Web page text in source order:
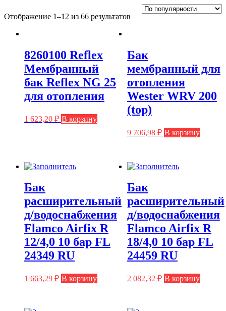
Отображение 1–12 из 66 результатов
8260100 Reflex
Мембранный
бак Reflex NG 25
для отопления
1 623,20 ₽ В корзину
Бак
мембранный для
отопления
Wester WRV 200
(top)
9 706,98 ₽ В корзину
Бак
расширительный
д/водоснабжения
Flamco Airfix R
12/4,0 10 бар FL
24349 RU
1 663,29 ₽ В корзину
Бак
расширительный
д/водоснабжения
Flamco Airfix R
18/4,0 10 бар FL
24459 RU
2 082,32 ₽ В корзину